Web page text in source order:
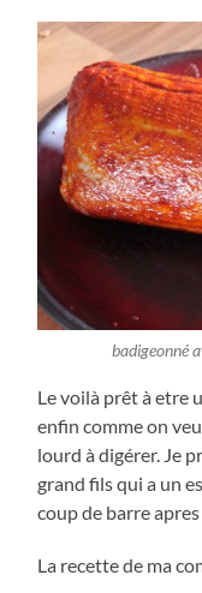
badigeonné
Le voilà prêt à etre
enfin comme on
lourd à digérer. Je
grand fils qui a un
coup de barre
La recette de ma